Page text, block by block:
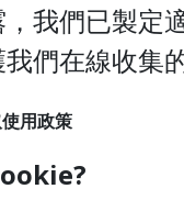
我們已製定
們在線收集
用政策